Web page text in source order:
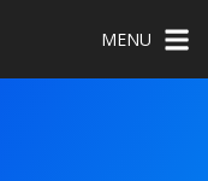
MENU